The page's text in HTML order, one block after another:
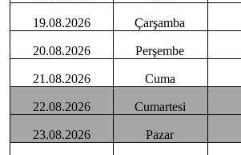
19.08.2026 Çarşamba
20.08.2026 Perşembe
21.08.2026 Cuma
22.08.2026 Cumartesi
23.08.2026 Pazar